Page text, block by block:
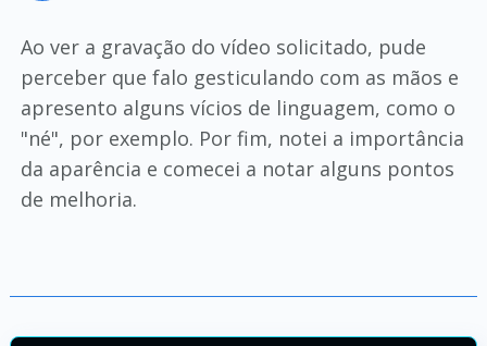
Ao ver a gravação do vídeo solicitado, pude
perceber que falo gesticulando com as mãos e
apresento alguns vícios de linguagem, como o
"né", por exemplo. Por fim, notei a importância
da aparência e comecei a notar alguns pontos
de melhoria.